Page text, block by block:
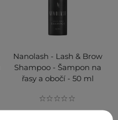
Nanolash - Lash & Brow
Shampoo - Šampon na
řasy a obočí - 50 ml